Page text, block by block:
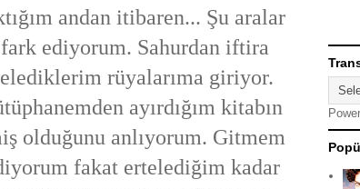
andan itibaren... Şu aralar
ediyorum. Sahurdan iftira
rüyalarıma giriyor.
ayırdığım kitabın
olduğunu anlıyorum. Gitmem
fakat ertelediğim kadar